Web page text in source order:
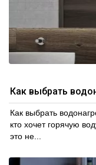
Как выбрать
Как выбрать
кто хочет горячую
это не...